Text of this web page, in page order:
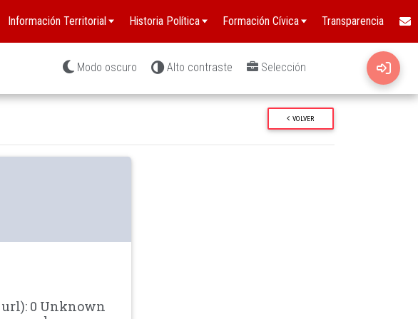
Información Territorial Historia Política Formación Cívica Transparencia
Modo oscuro Alto contraste Selección
VOLVER
0 Unknown